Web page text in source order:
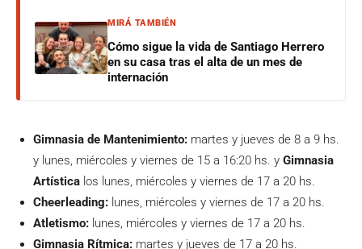
MIRÁ TAMBIÉN
Cómo sigue la vida de Santiago Herrero
en su casa tras el alta de un mes de
internación
Gimnasia de Mantenimiento: martes y jueves de 8 a 9 hs.
y lunes, miércoles y viernes de 15 a 16:20 hs. y Gimnasia
Artística los lunes, miércoles y viernes de 17 a 20 hs.
Cheerleading: lunes, miércoles y viernes de 17 a 20 hs.
Atletismo: lunes, miércoles y viernes de 17 a 20 hs.
Gimnasia Rítmica: martes y jueves de 17 a 20 hs.